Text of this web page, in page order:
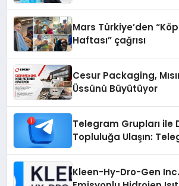
Mars Türkiye’den
Haftası” çağrısı
Cesur Packaging,
Üssünü Büyütüyor
Telegram Grupları ile
Topluluğa Ulaşın:
Kleen-Hy-Dro-Gen